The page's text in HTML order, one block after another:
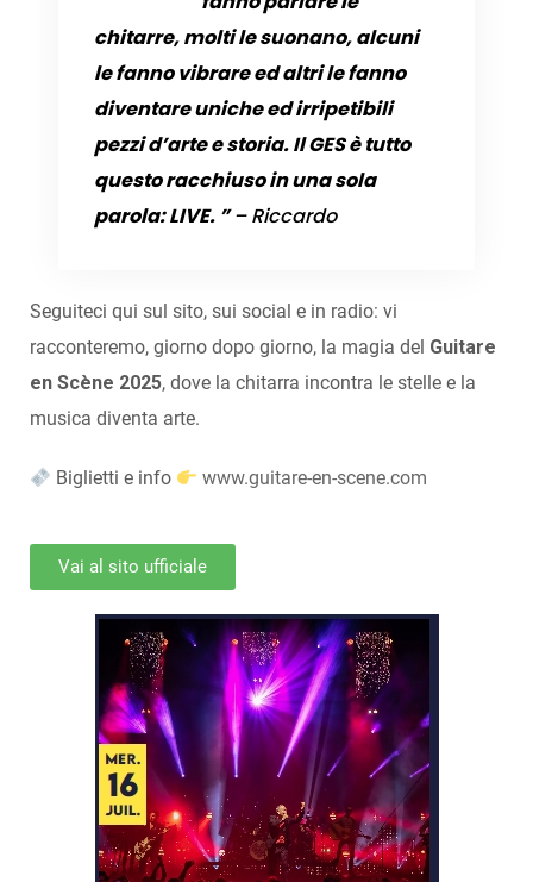
chitarre, molti le suonano, alcuni
le fanno vibrare ed altri le fanno
diventare uniche ed irripetibili
pezzi d’arte e storia. Il GES è tutto
questo racchiuso in una sola
parola: LIVE. ”– Riccardo
Seguiteci qui sul sito, sui social e in radio: vi
racconteremo, giorno dopo giorno, la magia del Guitare
en Scène 2025, dove la chitarra incontra le stelle e la
musica diventa arte.
Biglietti e info www.guitare-en-scene.com
Vai al sito ufficiale